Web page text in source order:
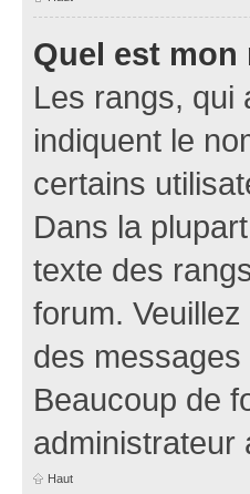
Quel est
Les rangs, qui
indiquent le
certains
Dans la
texte des
forum.
des messages
Beaucoup de
administrateur
Haut